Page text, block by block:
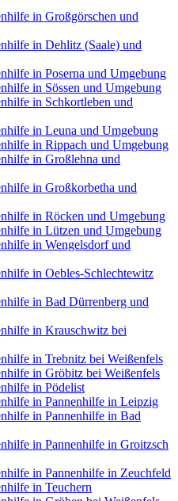
in Großgörschen und
in Dehlitz (Saale) und
in Poserna und Umgebung
in Sössen und Umgebung
in Schkortleben und
in Leuna und Umgebung
in Rippach und Umgebung
in Großlehna und
in Großkorbetha und
in Röcken und Umgebung
in Lützen und Umgebung
in Wengelsdorf und
in Oebles-Schlechtewitz
in Bad Dürrenberg und
in Krauschwitz bei
in Trebnitz bei Weißenfels
in Gröbitz bei Weißenfels
in Pödelist
in Pannenhilfe in Leipzig
in Pannenhilfe in Bad
in Pannenhilfe in Groitzsch
in Pannenhilfe in Zeuchfeld
in Teuchern